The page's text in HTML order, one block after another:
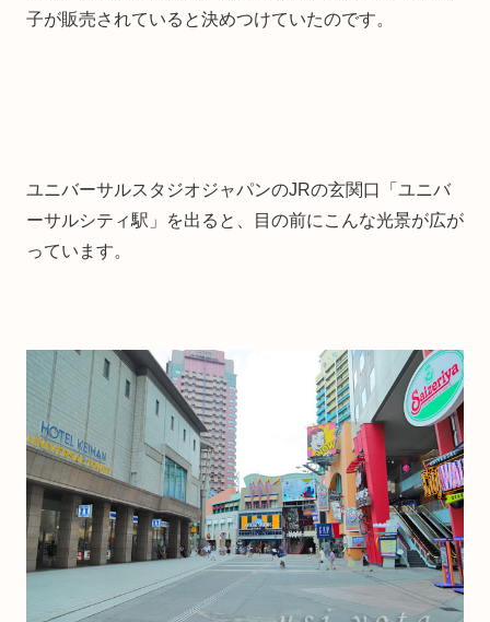
子が販売されていると決めつけていたのです。
ユニバーサルスタジオジャパンのJRの玄関口「ユニバ
ーサルシティ駅」を出ると、目の前にこんな光景が広が
っています。